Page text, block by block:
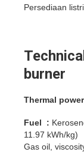
Persediaan
burner
Thermal
Fuel :
11.97 kWh/kg)
Gas oil,